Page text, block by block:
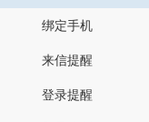
绑定手机
来信提醒
登录提醒